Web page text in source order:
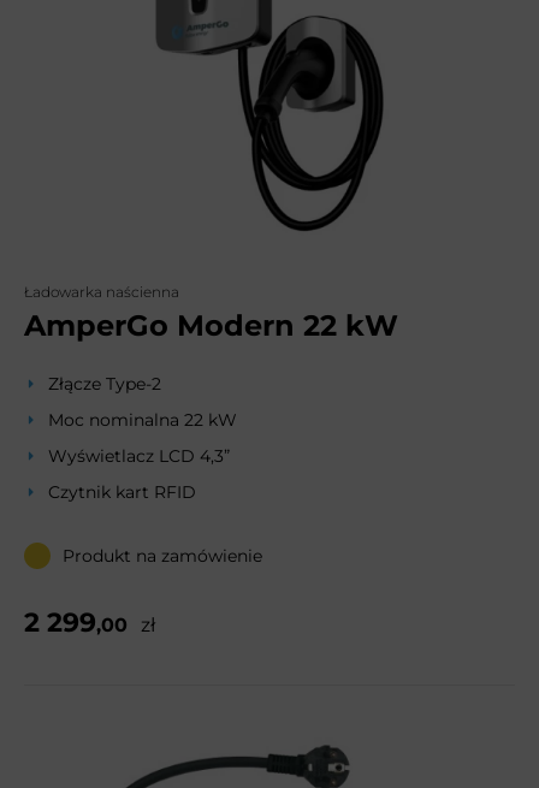
Ładowarka naścienna
AmperGo Modern 22 kW
Złącze Type-2
Moc nominalna 22 kW
Wyświetlacz LCD 4,3”
Czytnik kart RFID
Produkt na zamówienie
2 299,00 zł